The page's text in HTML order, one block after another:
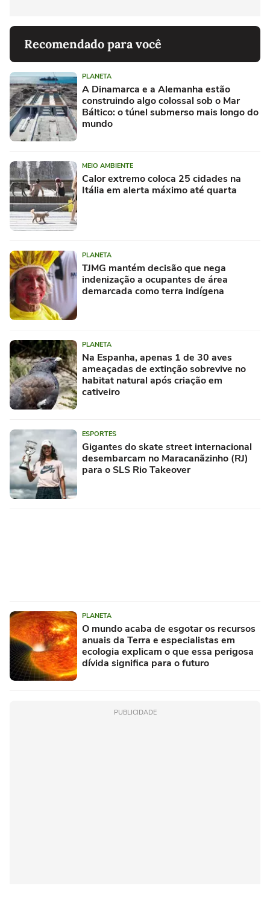
Recomendado para você
PLANETA
A Dinamarca e a Alemanha estão
construindo algo colossal sob o Mar
Báltico: o túnel submerso mais longo do
mundo
MEIO AMBIENTE
Calor extremo coloca 25 cidades na
Itália em alerta máximo até quarta
PLANETA
TJMG mantém decisão que nega
indenização a ocupantes de área
demarcada como terra indígena
PLANETA
Na Espanha, apenas 1 de 30 aves
ameaçadas de extinção sobrevive no
habitat natural após criação em
cativeiro
ESPORTES
Gigantes do skate street internacional
desembarcam no Maracanãzinho (RJ)
para o SLS Rio Takeover
PLANETA
O mundo acaba de esgotar os recursos
anuais da Terra e especialistas em
ecologia explicam o que essa perigosa
dívida significa para o futuro
PUBLICIDADE